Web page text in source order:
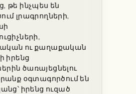
թե ինչպես են
լրագրողների,
ու քաղաքական
իրենց
ծառայեցնելու
օգտագործում են
իրենց ուզած